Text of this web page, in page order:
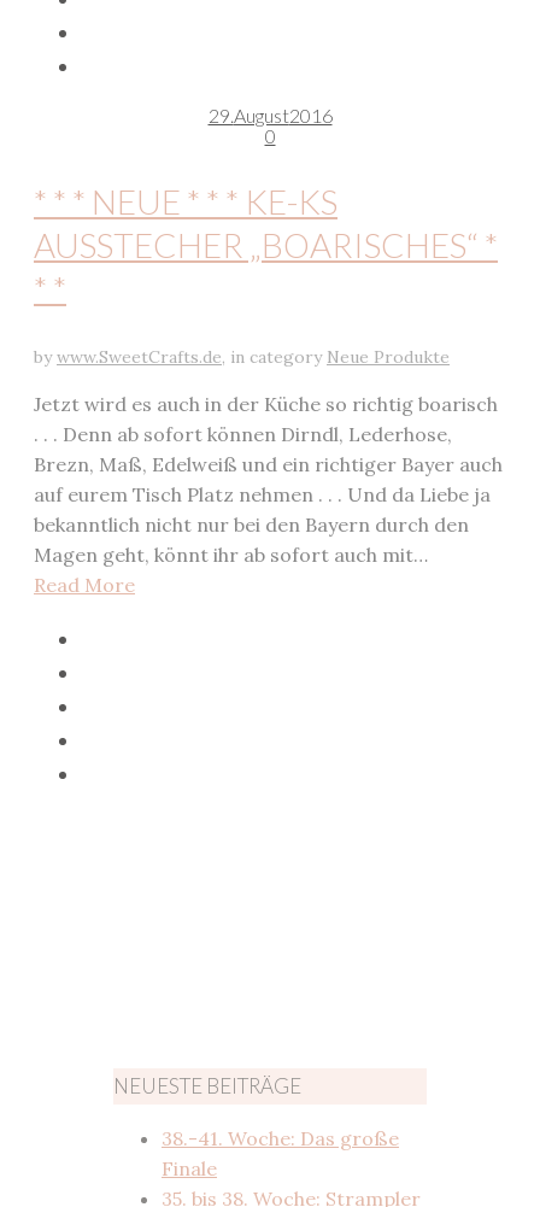
29.August2016
0
* * * NEUE * * * KE-KS
AUSSTECHER „BOARISCHES“ *
* *
bywww.SweetCrafts.de, in category Neue Produkte
Jetzt wird es auch in der Küche so richtig boarisch
. . . Denn ab sofort können Dirndl, Lederhose,
Brezn, Maß, Edelweiß und ein richtiger Bayer auch
auf eurem Tisch Platz nehmen . . . Und da Liebe ja
bekanntlich nicht nur bei den Bayern durch den
Magen geht, könnt ihr ab sofort auch mit…
Read More
NEUESTE BEITRÄGE
38.-41. Woche: Das große
Finale
35. bis 38. Woche: Strampler